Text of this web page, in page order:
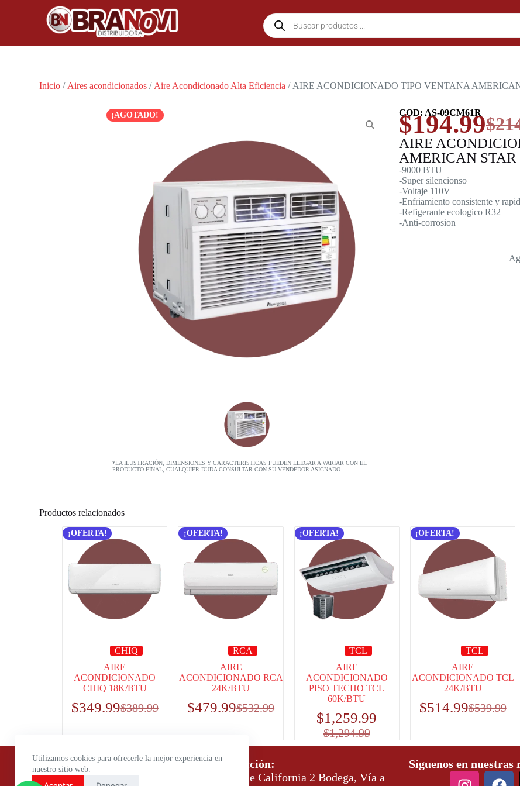
Utilizamos cookies para ofrecerle la mejor experiencia en
nuestro sitio web.
Inicio / Aires acondicionados / Aire Acondicionado Alta Eficiencia / AIRE ACONDICIONADO TIPO VENTANA
¡AGOTADO!
*LA ILUSTRACIÓN, DIMENSIONES Y CARACTERISTICAS PUEDEN LLEGAR A VARIAR CON EL
PRODUCTO FINAL, CUALQUIER DUDA CONSULTAR CON SU VENDEDOR ASIGNADO
COD: AS-09CM61R
$
$194.99
AIRE
AMERICAN
-9000 BTU
-Super silencionso
-Voltaje 110V
-Enfriamiento consistente y
-Refigerante ecologico R32
-Anti-corrosion
Productos relacionados
¡OFERTA!
CHIQ
AIRE
ACONDICIONADO
CHIQ 18K/BTU
$389.99
$349.99
¡OFERTA!
RCA
AIRE
ACONDICIONADO RCA
24K/BTU
$532.99
$479.99
¡OFERTA!
TCL
AIRE
ACONDICIONADO
PISO TECHO TCL
60K/BTU
$1,294.99
$1,259.99
¡OFERTA!
TCL
AIRE
ACONDICIONADO TCL
24K/BTU
$539.99
$514.99
Horario de atención:
Lunes a Viernes: 9:00 – 18:00
Dirección:
Parque California 2 Bodega, Vía a
Síguenos en nuestras